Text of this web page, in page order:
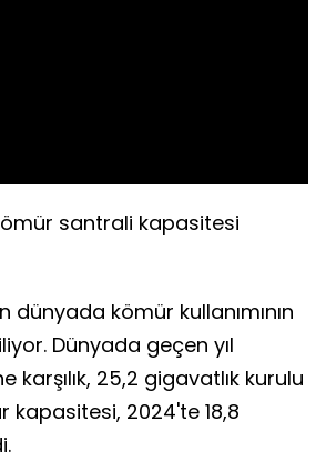
santrali kapasitesi
dünyada kömür kullanımının
Dünyada geçen yıl
25,2 gigavatlık kurulu
kapasitesi, 2024'te 18,8